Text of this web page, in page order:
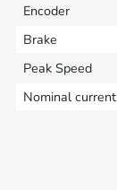
Encoder
Brake
Peak Speed
Nominal current